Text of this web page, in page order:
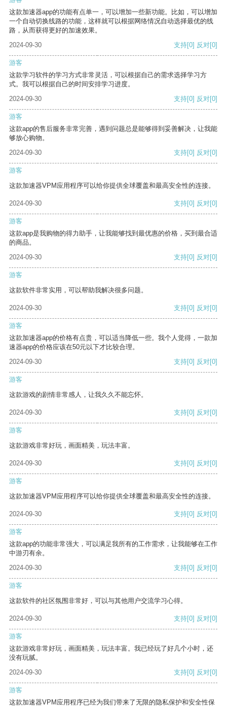
这款加速器app的功能有点单一，可以增加一些新功能。比如，可以增加
一个自动切换线路的功能，这样就可以根据网络情况自动选择最优的线
路，从而获得更好的加速效果。
2024-09-30
支持[0] 反对[0]
游客
这款学习软件的学习方式非常灵活，可以根据自己的需求选择学习方
式。我可以根据自己的时间安排学习进度。
2024-09-30
支持[0] 反对[0]
游客
这款app的售后服务非常完善，遇到问题总是能够得到妥善解决，让我能
够放心购物。
2024-09-30
支持[0] 反对[0]
游客
这款加速器VPM应用程序可以给你提供全球覆盖和最高安全性的连接。
2024-09-30 支持[0] 反对[0]
游客
这款app是我购物的得力助手，让我能够找到最优惠的价格，买到最合适
的商品。
2024-09-30
支持[0] 反对[0]
游客
这款软件非常实用，可以帮助我解决很多问题。
2024-09-30 支持[0] 反对[0]
游客
这款加速器app的价格有点贵，可以适当降低一些。我个人觉得，一款加
速器app的价格应该在50元以下才比较合理。
2024-09-30
支持[0] 反对[0]
游客
这款游戏的剧情非常感人，让我久久不能忘怀。
2024-09-30 支持[0] 反对[0]
游客
这款游戏非常好玩，画面精美，玩法丰富。
2024-09-30 支持[0] 反对[0]
游客
这款加速器VPM应用程序可以给你提供全球覆盖和最高安全性的连接。
2024-09-30 支持[0] 反对[0]
游客
这款app的功能非常强大，可以满足我所有的工作需求，让我能够在工作
中游刃有余。
2024-09-30
支持[0] 反对[0]
游客
这款软件的社区氛围非常好，可以与其他用户交流学习心得。
2024-09-30 支持[0] 反对[0]
游客
这款游戏非常好玩，画面精美，玩法丰富。我已经玩了好几个小时，还
没有玩腻。
2024-09-30
支持[0] 反对[0]
游客
这款加速器VPM应用程序已经为我们带来了无限的隐私保护和安全性保